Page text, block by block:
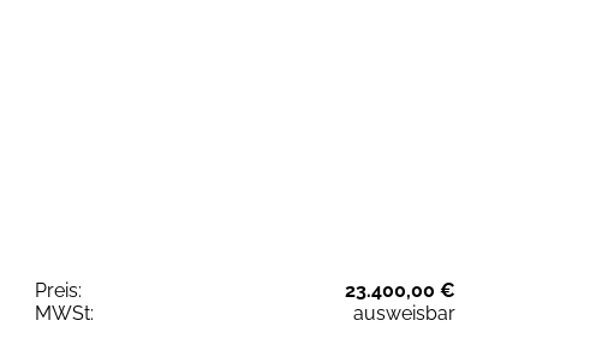
Preis:
23.400,00 €
MWSt:
ausweisbar